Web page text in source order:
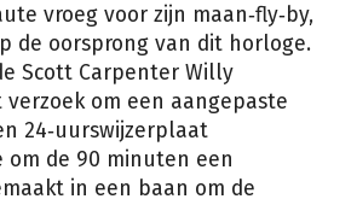
vroeg voor zijn maan‑fly‑by,
de oorsprong van dit horloge.
Scott Carpenter Willy
om een aangepaste
24‑uurswijzerplaat
om de 90 minuten een
in een baan om de